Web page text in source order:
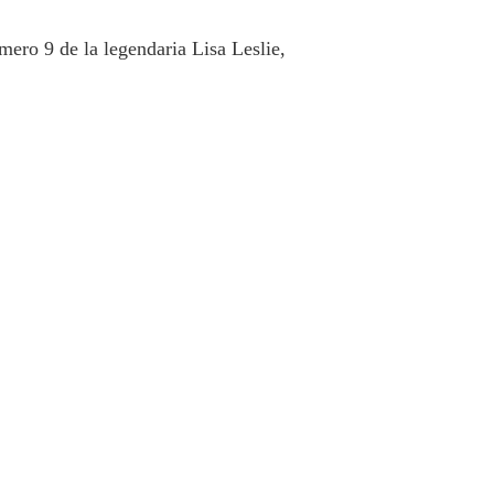
9 de la legendaria Lisa Leslie,